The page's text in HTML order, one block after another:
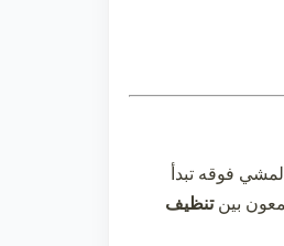
فوقه تبدأ
بينتنظيف